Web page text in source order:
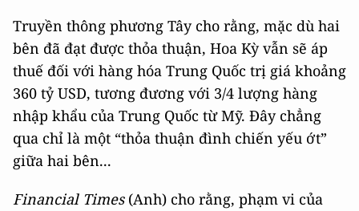
Truyền thông phương Tây cho rằng, mặc dù hai
bên đã đạt được thỏa thuận, Hoa Kỳ vẫn sẽ áp
thuế đối với hàng hóa Trung Quốc trị giá khoảng
360 tỷ USD, tương đương với 3/4 lượng hàng
nhập khẩu của Trung Quốc từ Mỹ. Đây chẳng
qua chỉ là một “thỏa thuận đình chiến yếu ớt”
giữa hai bên...
Financial Times(Anh) cho rằng, phạm vi của